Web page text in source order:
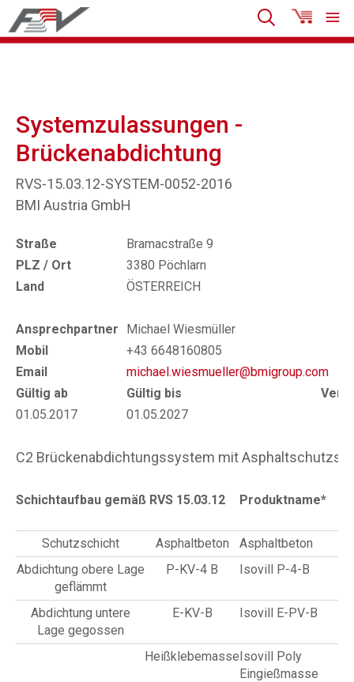
Systemzulassungen -
Brückenabdichtung
RVS-15.03.12-SYSTEM-0052-2016
BMI Austria GmbH
Straße
Bramacstraße 9
PLZ / Ort
3380 Pöchlarn
Land
ÖSTERREICH
Ansprechpartner
Michael Wiesmüller
Mobil
+43 6648160805
Email
michael.wiesmueller@bmigroup.com
Gültig ab
Gültig bis
01.05.2017
01.05.2027
C2 Brückenabdichtungssystem mit
Schichtaufbau gemäß RVS 15.03.12 Produktname*
Schutzschicht Asphaltbeton
Asphaltbeton
Abdichtung obere Lage
geflämmt
P-KV-4 B Isovill P-4-B
Abdichtung untere
Lage gegossen
E-KV-B Isovill E-PV-B
HeißklebemasseIsovill Poly
Eingießmasse